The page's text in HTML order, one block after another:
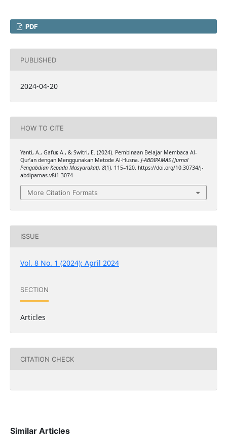
PDF
PUBLISHED
2024-04-20
HOW TO CITE
Yanti, A., Gafur, A., & Switri, E. (2024). Pembinaan Belajar Membaca Al-
Qur’an dengan Menggunakan Metode Al-Husna. J-ABDIPAMAS (Jurnal
Pengabdian Kepada Masyarakat), 8(1), 115–120. https://doi.org/10.30734/j-
abdipamas.v8i1.3074
More Citation Formats
ISSUE
Vol. 8 No. 1 (2024): April 2024
SECTION
Articles
CITATION CHECK
Similar Articles